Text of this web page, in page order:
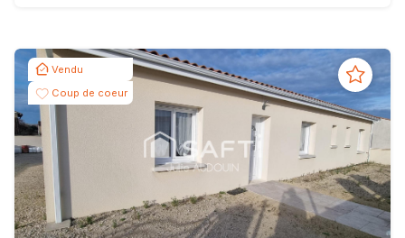
Vendu
Coup de coeur